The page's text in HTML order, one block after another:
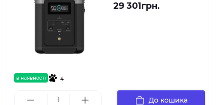
в наявності 4
29 301грн.
До кошика